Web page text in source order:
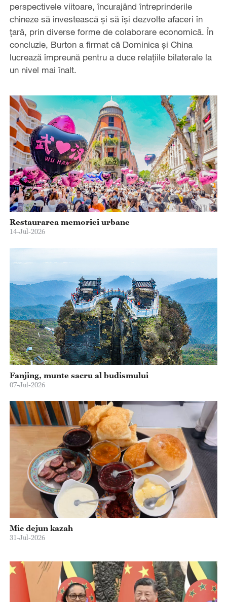
perspectivele viitoare, încurajând întreprinderile
chineze să investească și să își dezvolte afaceri în
țară, prin diverse forme de colaborare economică. În
concluzie, Burton a firmat că Dominica și China
lucrează împreună pentru a duce relațiile bilaterale la
un nivel mai înalt.
Restaurarea memoriei urbane
14-Jul-2026
Fanjing, munte sacru al budismului
07-Jul-2026
Mic dejun kazah
31-Jul-2026